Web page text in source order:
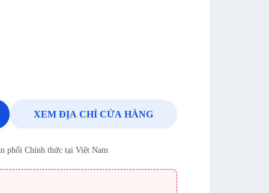
XEM ĐỊA CHỈ CỬA HÀNG
phối Chính thức tại Việt Nam